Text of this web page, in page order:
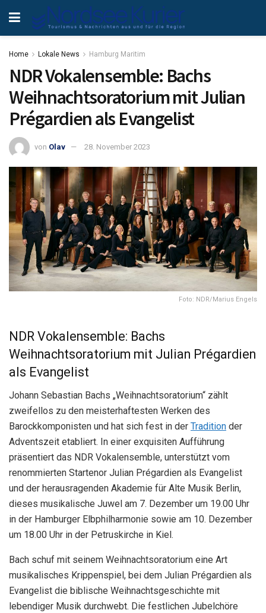
Home Lokale News Hamburg Maritim
NDR Vokalensemble: Bachs
Weihnachtsoratorium mit Julian
Prégardien als Evangelist
von Olav 28. November 2023
Foto: NDR/Marius Engels
NDR Vokalensemble: Bachs
Weihnachtsoratorium mit Julian Prégardien
als Evangelist
Johann Sebastian Bachs „Weihnachtsoratorium“ zählt
zweifellos zu den meisterhaftesten Werken des
Barockkomponisten und hat sich fest in der Tradition der
Adventszeit etabliert. In einer exquisiten Aufführung
präsentiert das NDR Vokalensemble, unterstützt vom
renommierten Startenor Julian Prégardien als Evangelist
und der herausragenden Akademie für Alte Musik Berlin,
dieses musikalische Juwel am 7. Dezember um 19.00 Uhr
in der Hamburger Elbphilharmonie sowie am 10. Dezember
um 18.00 Uhr in der Petruskirche in Kiel.
Bach schuf mit seinem Weihnachtsoratorium eine Art
musikalisches Krippenspiel, bei dem Julian Prégardien als
Evangelist die biblische Weihnachtsgeschichte mit
lebendiger Musik durchwebt. Die festlichen Jubelchöre